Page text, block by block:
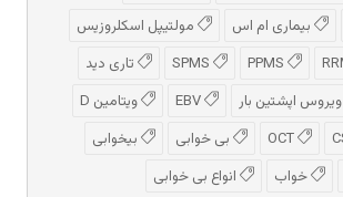
بیماری ام اس
مولتیپل اسکلروزیس
تاری دید
ویروس اپشتین بار
ویتامین D
بی خوابی
بیخوابی
خواب
انواع بی خوابی